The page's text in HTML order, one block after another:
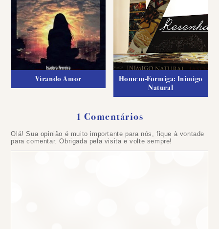
Virando Amor
Homem-Formiga: Inimigo
Natural
1 Comentários
Olá! Sua opinião é muito importante para nós, fique à vontade
para comentar. Obrigada pela visita e volte sempre!